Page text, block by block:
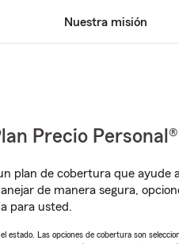
Nuestra misión
Precio Personal®
plan de cobertura que
de manera segura,
para usted.
Las opciones de cobertura son